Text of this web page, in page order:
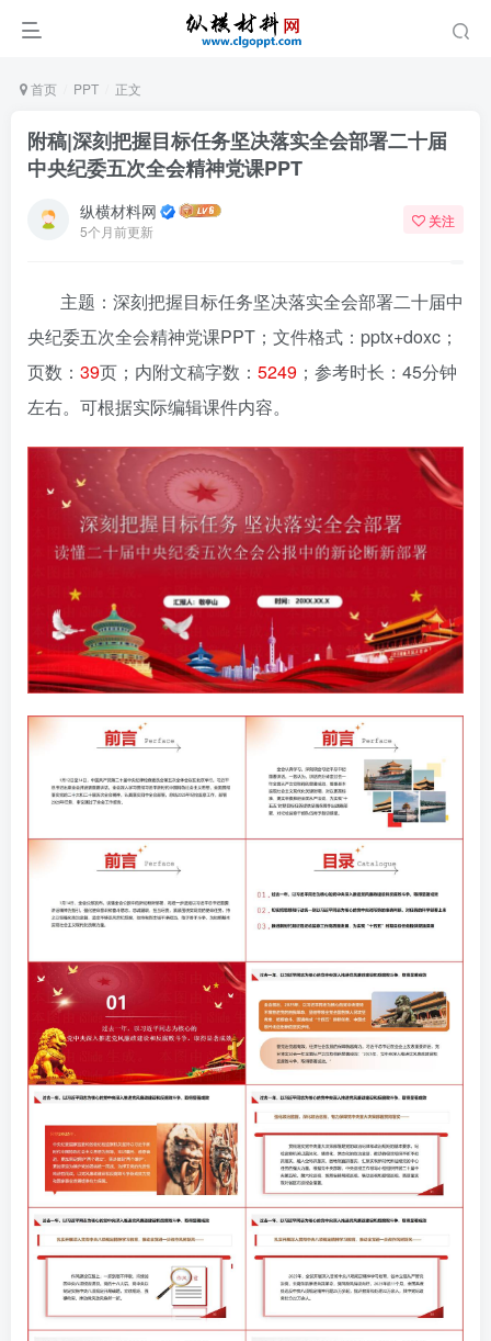
首页 PPT 正文
附稿|深刻把握目标任务坚决落实全会部署二十届
中央纪委五次全会精神党课PPT
纵横材料网
5个月前更新
关注
主题：深刻把握目标任务坚决落实全会部署二十届中
央纪委五次全会精神党课PPT ；文件格式：pptx+doxc；
页数： 39页；内附文稿字数： 5249 ；参考时长：45分钟
左右。可根据实际编辑课件内容。